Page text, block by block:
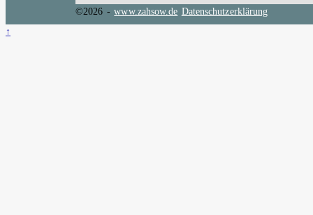
©2026 -www.zahsow.de Datenschutzerklärung
↑